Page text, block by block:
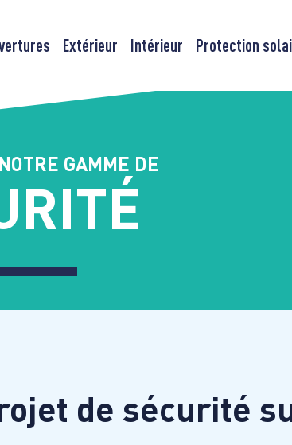
Extérieur Intérieur Protection
GAMME DE
de sécurité